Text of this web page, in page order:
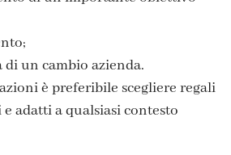
un cambio azienda.
è preferibile scegliere regali
adatti a qualsiasi contesto